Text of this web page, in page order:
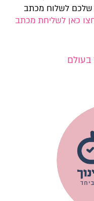
שלכם לשלוח מכתב
כאן לשליחת מכתב
בעולם